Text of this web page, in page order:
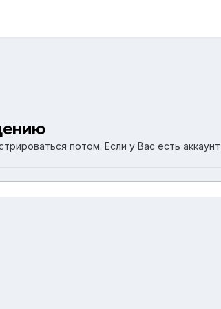
потом. Если у Вас есть аккаунт,